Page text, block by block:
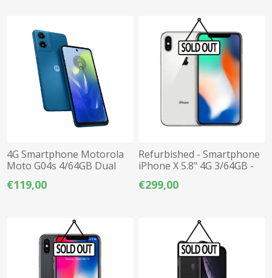
4G Smartphone Motorola
Moto G04s 4/64GB Dual
€119,00
Refurbished - Smartphone
iPhone X 5.8" 4G 3/64GB -
€299,00